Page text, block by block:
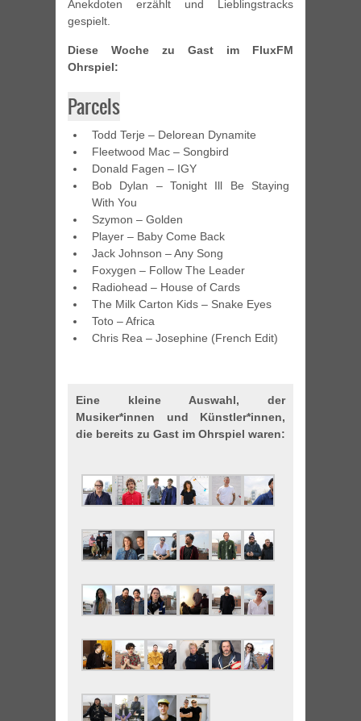
Anekdoten erzählt und Lieblingstracks
gespielt.
Diese Woche zu Gast im FluxFM
Ohrspiel:
Parcels
Todd Terje – Delorean Dynamite
Fleetwood Mac – Songbird
Donald Fagen – IGY
Bob Dylan – Tonight Ill Be Staying
With You
Szymon – Golden
Player – Baby Come Back
Jack Johnson – Any Song
Foxygen – Follow The Leader
Radiohead – House of Cards
The Milk Carton Kids – Snake Eyes
Toto – Africa
Chris Rea – Josephine (French Edit)
Eine kleine Auswahl, der
Musiker*innen und Künstler*innen,
die bereits zu Gast im Ohrspiel waren: